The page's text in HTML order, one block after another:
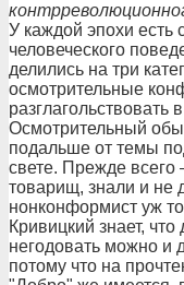
У каждой эпохи есть
человеческого
делились на три
осмотрительные
разглагольствовать
Осмотрительный
подальше от темы
свете. Прежде всего
товарищ, знали и не
нонконформист уж
Кривицкий знает,
негодовать можно и
потому что на